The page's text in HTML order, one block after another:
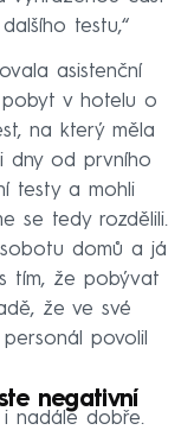
testu,“
asistenční
pobyt v hotelu o
na který měla
dny od prvního
testy a mohli
se tedy rozdělili.
domů a já
tím, že pobývat
že ve své
povolil
negativní
i nadále dobře.